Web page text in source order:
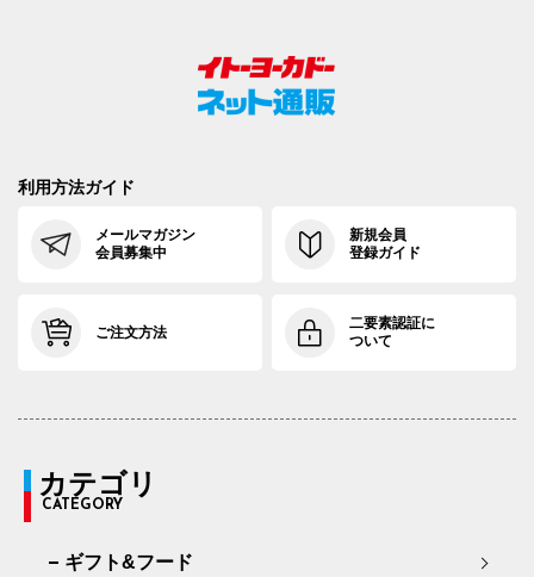
利用方法ガイド
メールマガジン
会員募集中
新規会員
登録ガイド
ご注文方法
二要素認証に
ついて
カテゴリ
CATEGORY
ギフト&フード